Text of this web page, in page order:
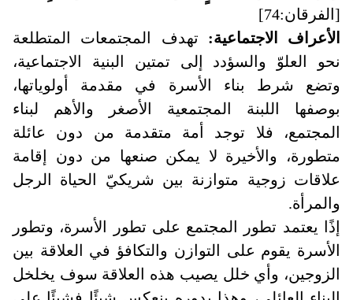
[الفرقان:74]
الأعراف الاجتماعية: تهدف المجتمعات المتطلعة
نحو العلوّ والسؤدد إلى تمتين البنية الاجتماعية،
وتضع شرط بناء الأسرة في مقدمة أولوياتها،
بوصفها اللبنة المجتمعية الأصغر والأهم لبناء
المجتمع، فلا توجد أمة متقدمة من دون عائلة
متطورة، والأخيرة لا يمكن صنعها من دون إقامة
علاقات زوجية متوازنة بين شريكيّ الحياة الرجل
والمرأة.
إذًا يعتمد تطور المجتمع على تطور الأسرة، وتطور
الأسرة يقوم على التوازن والتكافؤ في العلاقة بين
الزوجين، وأي خلل يصيب هذه العلاقة سوف يخلخل